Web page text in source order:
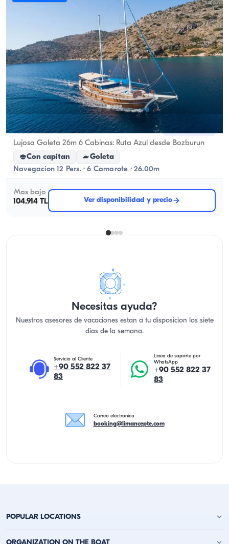
Marmaris, Muğla
Lujosa Goleta 26m 6 Cabinas: Ruta Azul desde Bozburun
Con capitan
Goleta
Navegacion 12 Pers. · 6 Camarote · 26.00m
Mas bajo
104.914 TL
Ver disponibilidad y precio
Necesitas ayuda?
Nuestros asesores de vacaciones estan a tu disposicion los siete
dias de la semana.
Servicio al Cliente
+90 552 822 37
83
Linea de soporte por
WhatsApp
+90 552 822 37
83
Correo electronico
booking@limancepte.com
POPULAR LOCATIONS
Alquiler de Yates en Antalya